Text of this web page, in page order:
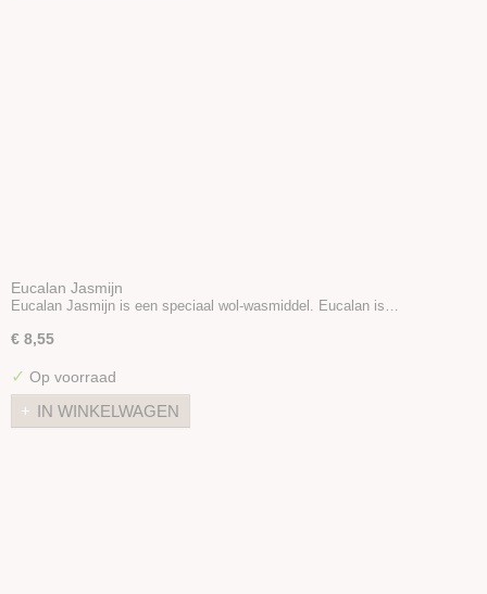
Eucalan Jasmijn
Eucalan Jasmijn is een speciaal wol-wasmiddel. Eucalan is…
€ 8,55
✓ Op voorraad
IN WINKELWAGEN